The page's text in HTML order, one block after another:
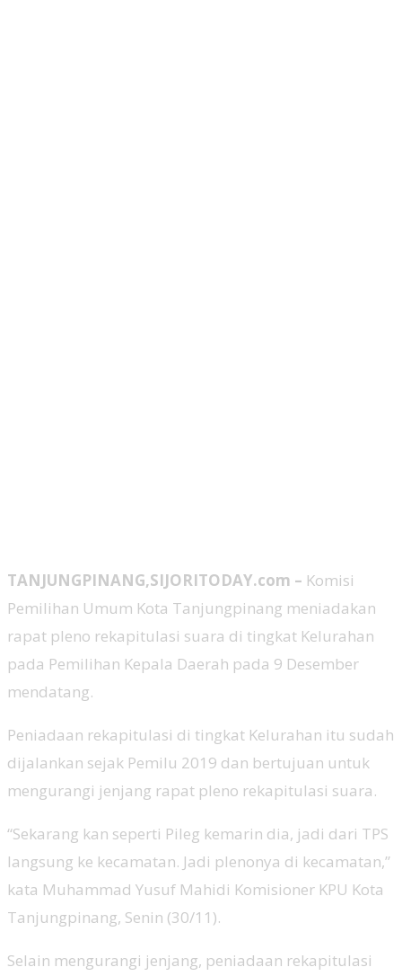
TANJUNGPINANG,SIJORITODAY.com – Komisi
Pemilihan Umum Kota Tanjungpinang meniadakan
rapat pleno rekapitulasi suara di tingkat Kelurahan
pada Pemilihan Kepala Daerah pada 9 Desember
mendatang.
Peniadaan rekapitulasi di tingkat Kelurahan itu sudah
dijalankan sejak Pemilu 2019 dan bertujuan untuk
mengurangi jenjang rapat pleno rekapitulasi suara.
“Sekarang kan seperti Pileg kemarin dia, jadi dari TPS
langsung ke kecamatan. Jadi plenonya di kecamatan,”
kata Muhammad Yusuf Mahidi Komisioner KPU Kota
Tanjungpinang, Senin (30/11).
Selain mengurangi jenjang, peniadaan rekapitulasi